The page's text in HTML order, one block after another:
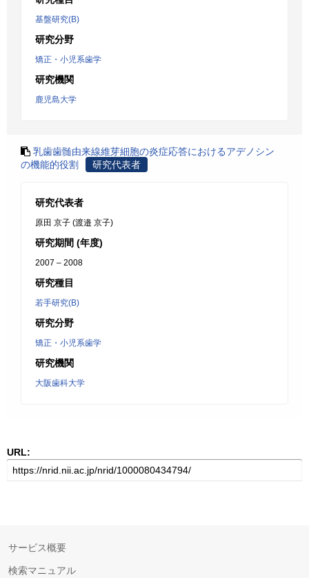
基盤研究(B)
研究分野
矯正・小児系歯学
研究機関
鹿児島大学
乳歯歯髄由来線維芽細胞の炎症応答におけるアデノシン
の機能的役割
研究代表者
研究代表者
原田 京子 (渡邉 京子)
研究期間 (年度)
2007 – 2008
研究種目
若手研究(B)
研究分野
矯正・小児系歯学
研究機関
大阪歯科大学
URL:
サービス概要
検索マニュアル